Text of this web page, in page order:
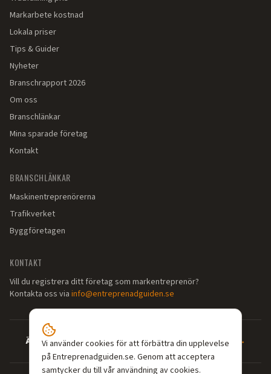
Markarbete kostnad
Lokala priser
Tips & Guider
Nyheter
Branschrapport 2026
Om oss
Branschlänkar
Mina sparade företag
Kontakt
BRANSCHLÄNKAR
Maskinentreprenörerna
Trafikverket
Byggföretagen
KONTAKT
Vill du registrera ditt företag som markentreprenör?
Kontakta oss via info@entreprenadguiden.se
Är du markentreprenör?—Syns där dina kunder söker →
Vi använder cookies för att förbättra din upplevelse
på Entreprenadguiden.se. Genom att acceptera
samtycker du till vår användning av cookies.